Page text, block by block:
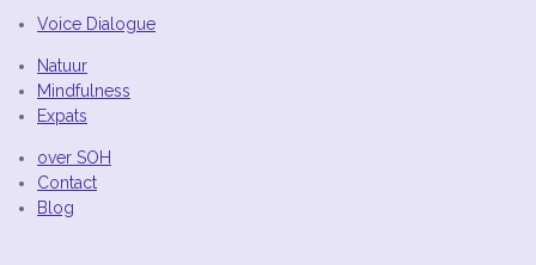
n
p
Voice Dialogue
Natuur
Mindfulness
Expats
over SOH
Contact
Blog